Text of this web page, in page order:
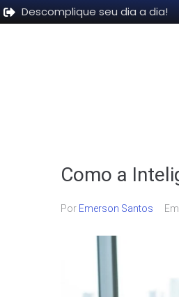
Descomplique seu dia a dia!
Como a
Por Emerson Santos Em